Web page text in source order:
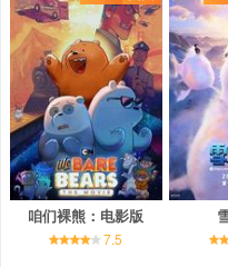
咱们裸熊：电影版
7.5